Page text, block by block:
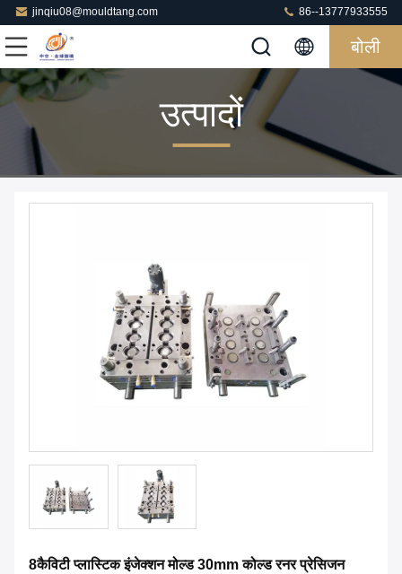
jinqiu08@mouldtang.com 86--13777933555
बोली
उत्पादों
8कैविटी प्लास्टिक इंजेक्शन मोल्ड 30mm कोल्ड रनर प्रेसिजन